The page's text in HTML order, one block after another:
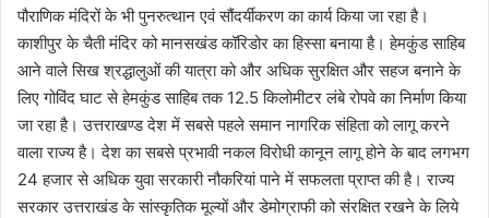
पौराणिक मंदिरों के भी पुनरुत्थान एवं सौंदर्यीकरण का कार्य किया जा रहा है।
काशीपुर के चैती मंदिर को मानसखंड कॉरिडोर का हिस्सा बनाया है। हेमकुंड साहिब
आने वाले सिख श्रद्धालुओं की यात्रा को और अधिक सुरक्षित और सहज बनाने के
लिए गोविंद घाट से हेमकुंड साहिब तक 12.5 किलोमीटर लंबे रोपवे का निर्माण किया
जा रहा है। उत्तराखण्ड देश में सबसे पहले समान नागरिक संहिता को लागू करने
वाला राज्य है। देश का सबसे प्रभावी नकल विरोधी कानून लागू होने के बाद लगभग
24 हजार से अधिक युवा सरकारी नौकरियां पाने में सफलता प्राप्त की है। राज्य
सरकार उत्तराखंड के सांस्कृतिक मूल्यों और डेमोग्राफी को संरक्षित रखने के लिये